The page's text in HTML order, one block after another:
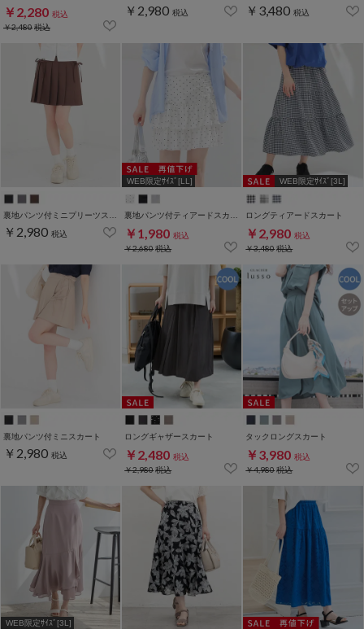
￥2,280 税込
￥2,480税込
￥2,980 税込 ￥3,480 税込
￥2,980 税込
WEB限定ｻｲｽﾞ[LL]
￥1,980 税込
￥2,680税込
WEB限定ｻｲｽﾞ[3L]
ロングティアードスカート
￥2,980 税込
￥3,480税込
裏地パンツ付ミニスカート
￥2,980 税込
ロングギャザースカート
￥2,480 税込
￥2,980税込
タックロングスカート
￥3,980 税込
￥4,980税込
WEB限定ｻｲｽﾞ[3L]